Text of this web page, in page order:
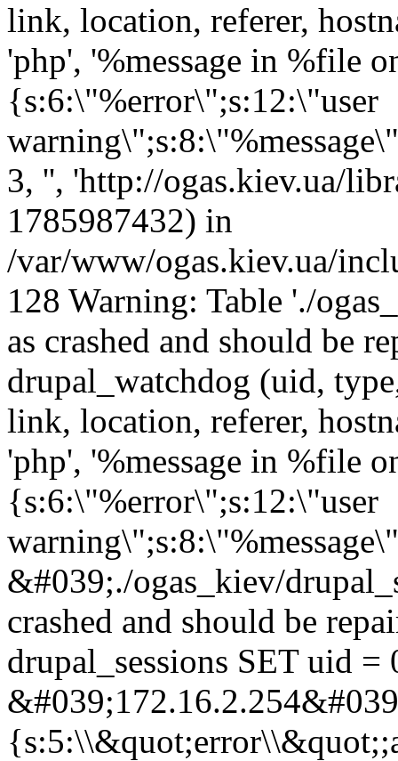
link, location, referer,
'php', '%message in %file
{s:6:\"%error\";s:12:\"user
3, '', 'http://ogas.kiev.ua/
1785987432) in
/var/www/ogas.kiev.ua/
128 Warning: Table './
as crashed and should be
drupal_watchdog (uid,
link, location, referer,
'php', '%message in %file
{s:6:\"%error\";s:12:\"user
&#039;./ogas_kiev/
crashed and should be
drupal_sessions SET uid =